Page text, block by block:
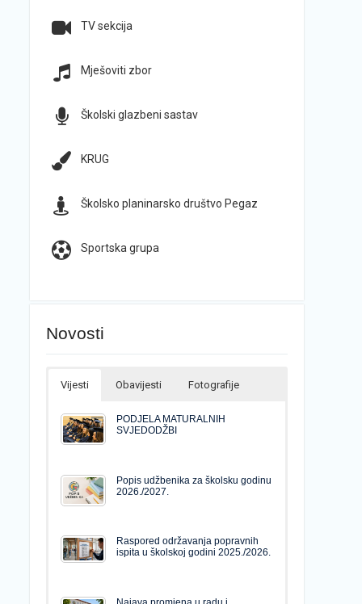
TV sekcija
Mješoviti zbor
Školski glazbeni sastav
KRUG
Školsko planinarsko društvo Pegaz
Sportska grupa
Novosti
Vijesti Obavijesti Fotografije
PODJELA MATURALNIH
SVJEDODŽBI
Popis udžbenika za školsku godinu
2026./2027.
Raspored održavanja popravnih
ispita u školskoj godini 2025./2026.
Najava promjena u radu i